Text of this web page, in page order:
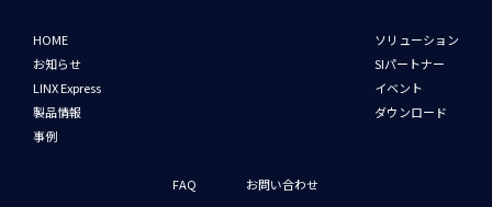
HOME
お知らせ
LINX Express
製品情報
事例
ソリューション
SIパートナー
イベント
ダウンロード
FAQ お問い合わせ